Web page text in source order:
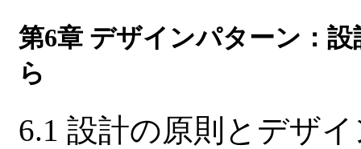
第6章 デザインパターン：
ら
6.1 設計の原則とデザ